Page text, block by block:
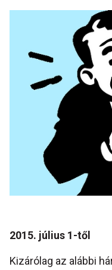
2015. július 1-től
Kizárólag az alábbi